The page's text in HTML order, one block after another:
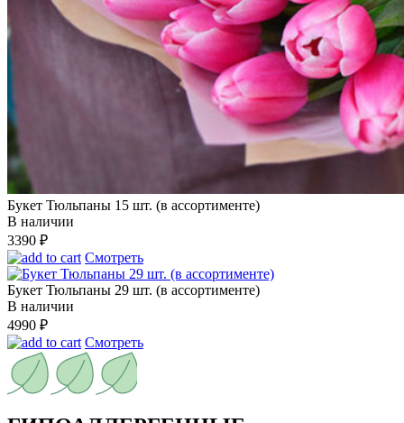
Букет Тюльпаны 15 шт. (в ассортименте)
В наличии
3390 ₽
Смотреть
Букет Тюльпаны 29 шт. (в ассортименте)
В наличии
4990 ₽
Смотреть